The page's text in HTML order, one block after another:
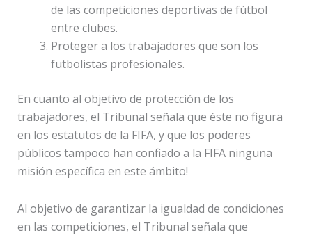
de las competiciones deportivas de fútbol
entre clubes.
Proteger a los trabajadores que son los
futbolistas profesionales.
En cuanto al objetivo de protección de los
trabajadores, el Tribunal señala que éste no figura
en los estatutos de la FIFA, y que los poderes
públicos tampoco han confiado a la FIFA ninguna
misión específica en este ámbito!
Al objetivo de garantizar la igualdad de condiciones
en las competiciones, el Tribunal señala que